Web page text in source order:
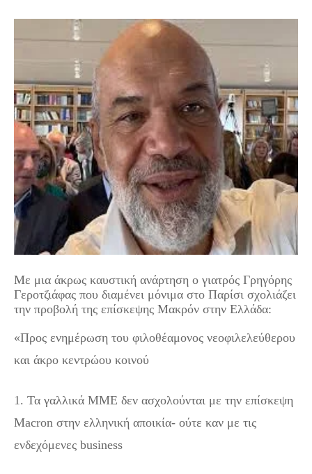
Με μια άκρως καυστική ανάρτηση ο γιατρός Γρηγόρης
Γεροτζιάφας που διαμένει μόνιμα στο Παρίσι σχολιάζει
την προβολή της επίσκεψης Μακρόν στην Ελλάδα:
«Προς ενημέρωση του φιλοθέαμονος νεοφιλελεύθερου
και άκρο κεντρώου κοινού
1. Τα γαλλικά ΜΜΕ δεν ασχολούνται με την επίσκεψη
Macron στην ελληνική αποικία- ούτε καν με τις
ενδεχόμενες business